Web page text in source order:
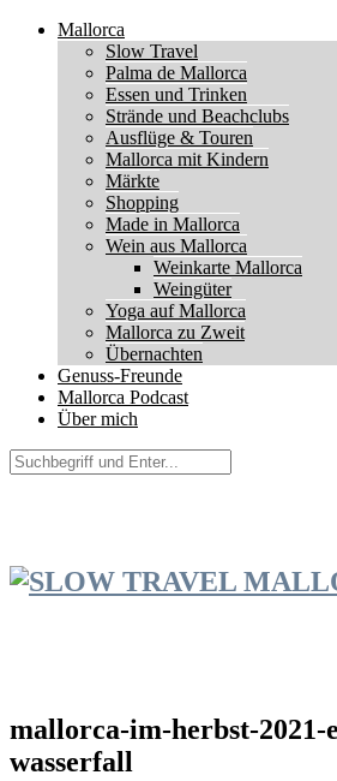
Mallorca
Slow Travel
Palma de Mallorca
Essen und Trinken
Strände und Beachclubs
Ausflüge & Touren
Mallorca mit Kindern
Märkte
Shopping
Made in Mallorca
Wein aus Mallorca
Weinkarte Mallorca
Weingüter
Yoga auf Mallorca
Mallorca zu Zweit
Übernachten
Genuss-Freunde
Mallorca Podcast
Über mich
mallorca-im-herbst-2021-
wasserfall